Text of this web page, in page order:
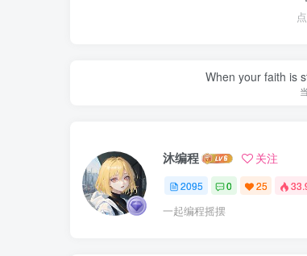
When your faith is
沐编程 关注
2095 0 25
一起编程摇摆